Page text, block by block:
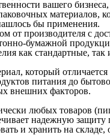
вашего
материалов,
бы применения.
от производителя с
бумажной
как стандартные,
который
питания до
внешних факторов.
любых товаров
надежную защиту
и хранить на